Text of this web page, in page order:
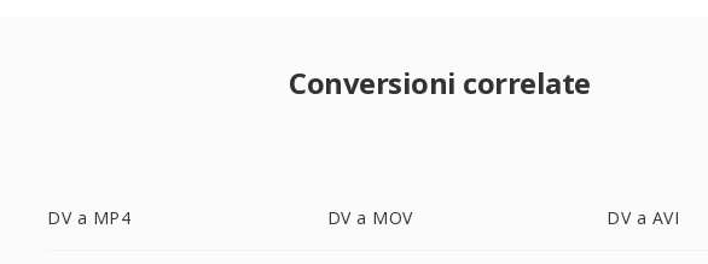
Conversioni correlate
DV a MP4 DV a MOV DV a AVI